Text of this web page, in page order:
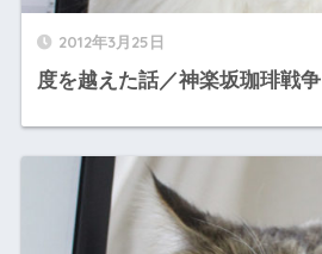
2012年3月25日
度を越えた話／神楽坂珈琲戦争